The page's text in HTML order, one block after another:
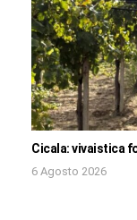
Cicala: vivaistica
6 Agosto 2026